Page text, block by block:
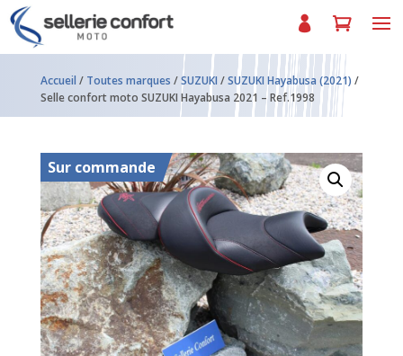
Accueil / Toutes marques /SUZUKI /SUZUKI Hayabusa (2021) /
Selle confort moto SUZUKI Hayabusa 2021 – Ref.1998
Sur commande